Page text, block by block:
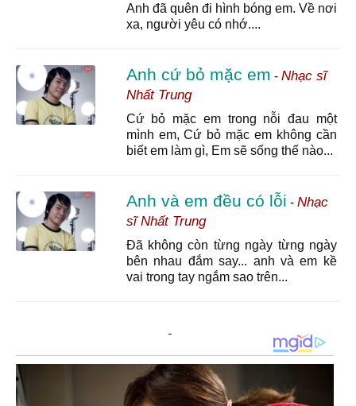
Anh đã quên đi hình bóng em. Về nơi
xa, người yêu có nhớ....
Anh cứ bỏ mặc em - Nhạc sĩ
Nhất Trung
Cứ bỏ mặc em trong nỗi đau một
mình em, Cứ bỏ mặc em không cần
biết em làm gì, Em sẽ sống thế nào...
Anh và em đều có lỗi - Nhạc
sĩ Nhất Trung
Đã không còn từng ngày từng ngày
bên nhau đắm say... anh và em kề
vai trong tay ngắm sao trên...